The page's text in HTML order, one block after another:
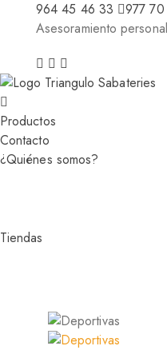
964 45 46 33
977
Asesoramiento
Productos
Contacto
¿Quiénes somos?
Tiendas